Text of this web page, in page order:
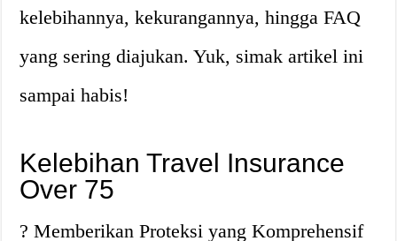
kelebihannya, kekurangannya, hingga FAQ
yang sering diajukan. Yuk, simak artikel ini
sampai habis!
Kelebihan Travel Insurance
Over 75
? Memberikan Proteksi yang Komprehensif